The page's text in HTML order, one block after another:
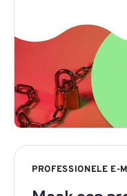
PROFESSIONELE E-